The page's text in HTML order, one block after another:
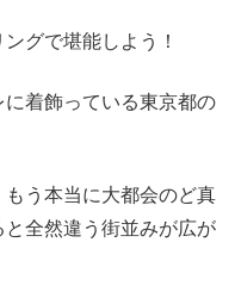
グで堪能しよう！
着飾っている東京都の
う本当に大都会のど真
全然違う街並みが広が